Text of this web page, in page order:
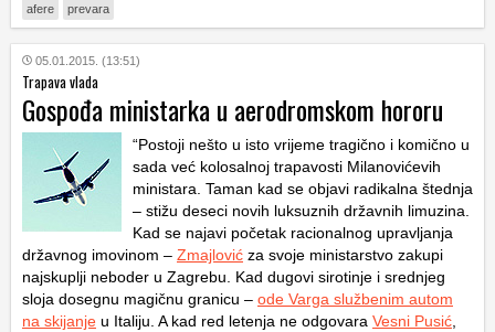
afere prevara
05.01.2015. (13:51)
Trapava vlada
Gospođa ministarka u aerodromskom hororu
“Postoji nešto u isto vrijeme tragično i komično u
sada već kolosalnoj trapavosti Milanovićevih
ministara. Taman kad se objavi radikalna štednja
– stižu deseci novih luksuznih državnih limuzina.
Kad se najavi početak racionalnog upravljanja
državnog imovinom – Zmajlović za svoje ministarstvo zakupi
najskuplji neboder u Zagrebu. Kad dugovi sirotinje i srednjeg
sloja dosegnu magičnu granicu – ode Varga službenim autom
na skijanje u Italiju. A kad red letenja ne odgovara Vesni Pusić